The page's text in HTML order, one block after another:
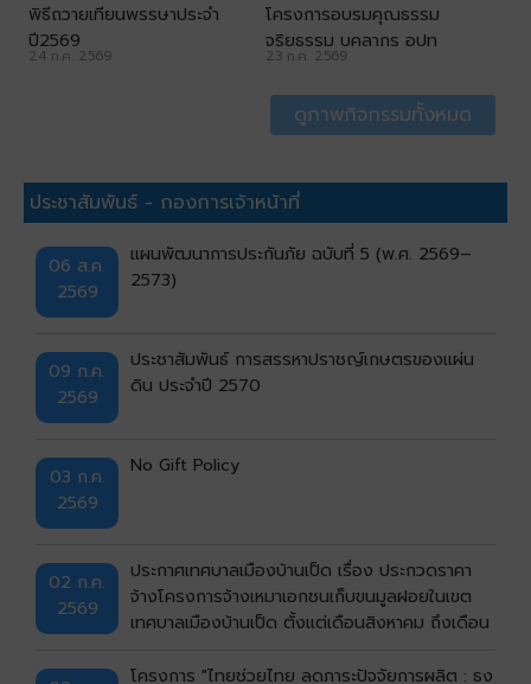
พิธีถวายเทียนพรรษาประจำ
ปี2569
24 ก.ค. 2569
โครงการอบรมคุณธรรม
จริยธรรม บุคลากร อปท
23 ก.ค. 2569
ดูภาพกิจกรรมทั้งหมด
ประชาสัมพันธ์ - กองการเจ้าหน้าที่
06 ส.ค.
2569
แผนพัฒนาการประกันภัย ฉบับที่ 5 (พ.ศ. 2569–
2573)
09 ก.ค.
2569
ประชาสัมพันธ์ การสรรหาปราชญ์เกษตรของแผ่น
ดิน ประจำปี 2570
03 ก.ค.
2569
No Gift Policy
02 ก.ค.
2569
ประกาศเทศบาลเมืองบ้านเป็ด เรื่อง ประกวดราคา
จ้างโครงการจ้างเหมาเอกชนเก็บขนมูลฝอยในเขต
เทศบาลเมืองบ้านเป็ด ตั้งแต่เดือนสิงหาคม ถึงเดือน
อิเล็กทรอนิกส์ (e-bidding)
โครงการ "ไทยช่วยไทย ลดภาระปัจจัยการผลิต : ธง